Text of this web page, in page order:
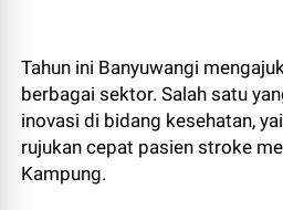
Tahun ini Banyuwangi
berbagai sektor. Salah satu
inovasi di bidang kesehatan,
rujukan cepat pasien stroke
Kampung.